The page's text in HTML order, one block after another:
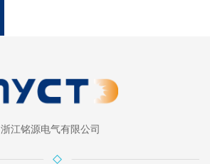
浙江铭源电气有限公司